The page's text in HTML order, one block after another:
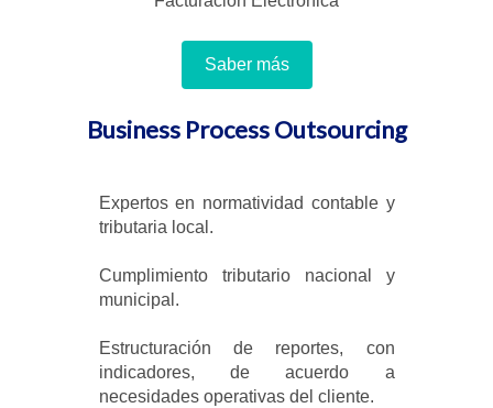
Saber más
Business Process Outsourcing
Expertos en normatividad contable y
tributaria local.
Cumplimiento tributario nacional y
municipal.
Estructuración de reportes, con
indicadores, de acuerdo a
necesidades operativas del cliente.